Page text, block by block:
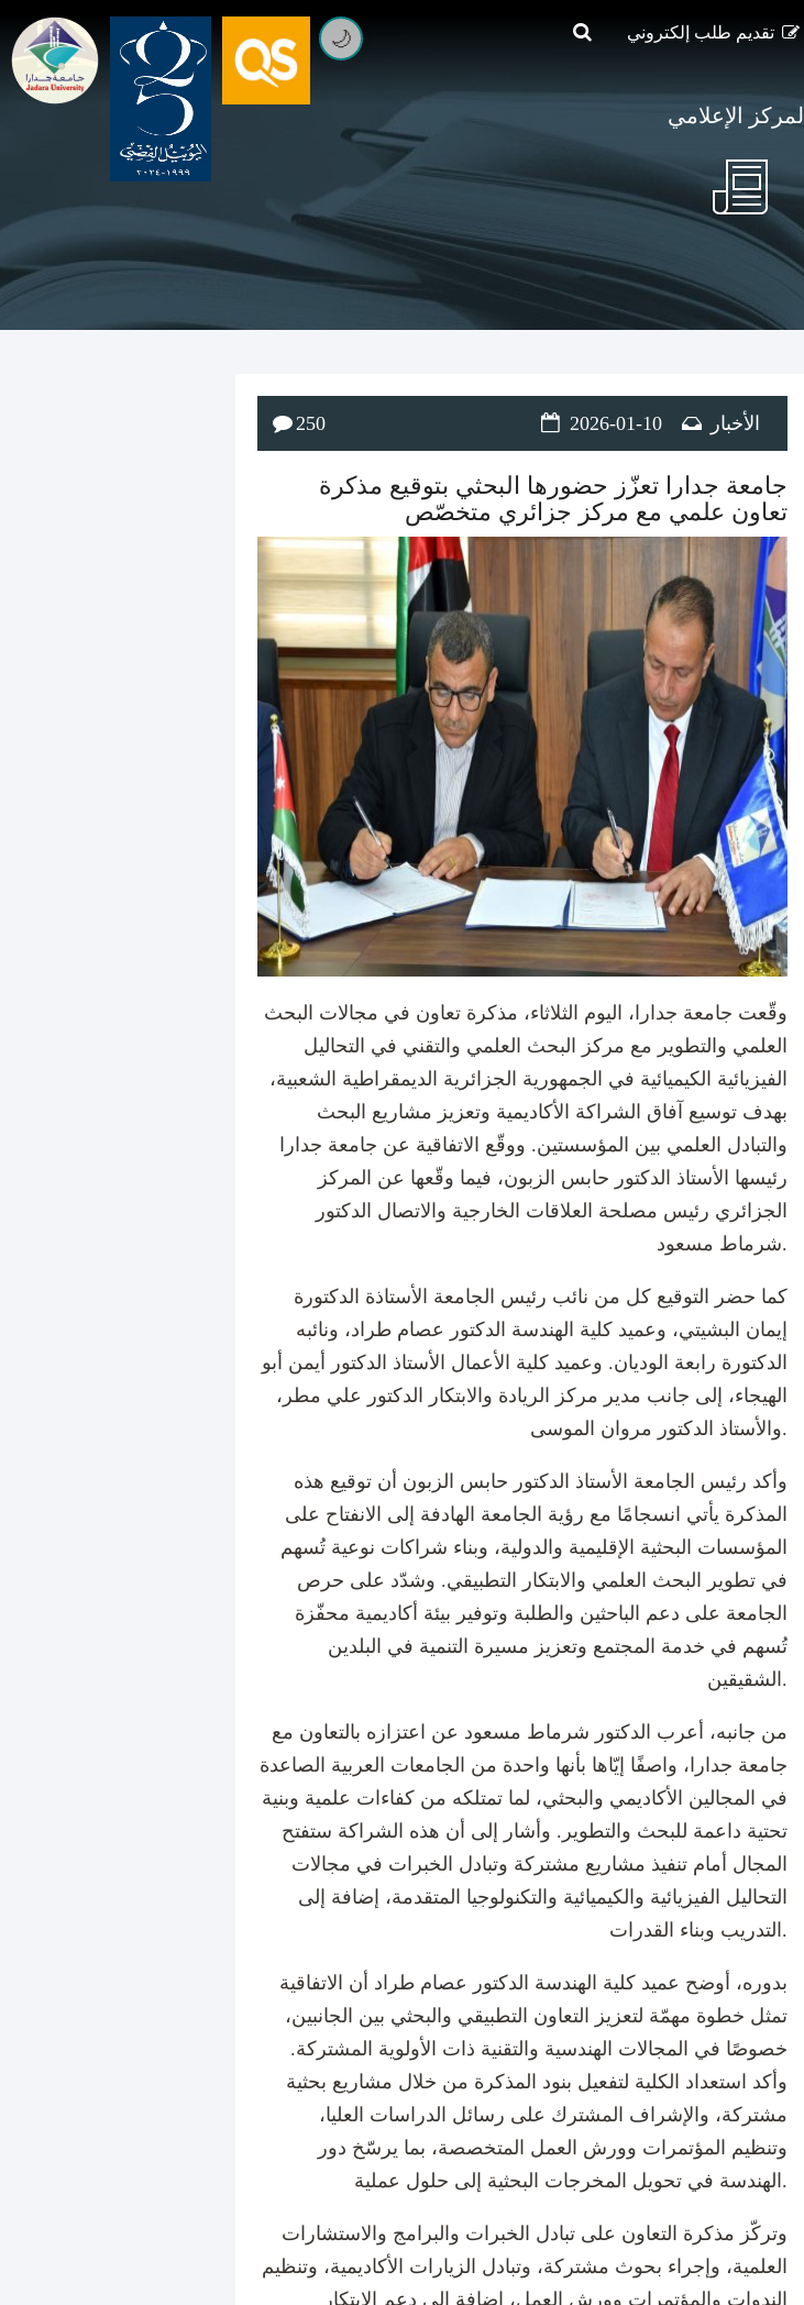
🌙
المركز الإعلامي
2026-01-10 الأخبار 250
جامعة جدارا تعزّز حضورها البحثي بتوقيع مذكرة
تعاون علمي مع مركز جزائري متخصّص
وقّعت جامعة جدارا، اليوم الثلاثاء، مذكرة تعاون في مجالات البحث
العلمي والتطوير مع مركز البحث العلمي والتقني في التحاليل
الفيزيائية الكيميائية في الجمهورية الجزائرية الديمقراطية الشعبية،
بهدف توسيع آفاق الشراكة الأكاديمية وتعزيز مشاريع البحث
والتبادل العلمي بين المؤسستين. ووقّع الاتفاقية عن جامعة جدارا
رئيسها الأستاذ الدكتور حابس الزبون، فيما وقّعها عن المركز
الجزائري رئيس مصلحة العلاقات الخارجية والاتصال الدكتور
شرماط مسعود.
كما حضر التوقيع كل من نائب رئيس الجامعة الأستاذة الدكتورة
إيمان البشيتي، وعميد كلية الهندسة الدكتور عصام طراد، ونائبه
الدكتورة رابعة الوديان. وعميد كلية الأعمال الأستاذ الدكتور أيمن أبو
الهيجاء، إلى جانب مدير مركز الريادة والابتكار الدكتور علي مطر،
والأستاذ الدكتور مروان الموسى.
وأكد رئيس الجامعة الأستاذ الدكتور حابس الزبون أن توقيع هذه
المذكرة يأتي انسجامًا مع رؤية الجامعة الهادفة إلى الانفتاح على
المؤسسات البحثية الإقليمية والدولية، وبناء شراكات نوعية تُسهم
في تطوير البحث العلمي والابتكار التطبيقي. وشدّد على حرص
الجامعة على دعم الباحثين والطلبة وتوفير بيئة أكاديمية محفّزة
تُسهم في خدمة المجتمع وتعزيز مسيرة التنمية في البلدين
الشقيقين.
من جانبه، أعرب الدكتور شرماط مسعود عن اعتزازه بالتعاون مع
جامعة جدارا، واصفًا إيّاها بأنها واحدة من الجامعات العربية الصاعدة
في المجالين الأكاديمي والبحثي، لما تمتلكه من كفاءات علمية وبنية
تحتية داعمة للبحث والتطوير. وأشار إلى أن هذه الشراكة ستفتح
المجال أمام تنفيذ مشاريع مشتركة وتبادل الخبرات في مجالات
التحاليل الفيزيائية والكيميائية والتكنولوجيا المتقدمة، إضافة إلى
التدريب وبناء القدرات.
بدوره، أوضح عميد كلية الهندسة الدكتور عصام طراد أن الاتفاقية
تمثل خطوة مهمّة لتعزيز التعاون التطبيقي والبحثي بين الجانبين،
خصوصًا في المجالات الهندسية والتقنية ذات الأولوية المشتركة.
وأكد استعداد الكلية لتفعيل بنود المذكرة من خلال مشاريع بحثية
مشتركة، والإشراف المشترك على رسائل الدراسات العليا،
وتنظيم المؤتمرات وورش العمل المتخصصة، بما يرسّخ دور
الهندسة في تحويل المخرجات البحثية إلى حلول عملية.
وتركّز مذكرة التعاون على تبادل الخبرات والبرامج والاستشارات
العلمية، وإجراء بحوث مشتركة، وتبادل الزيارات الأكاديمية، وتنظيم
الندوات والمؤتمرات وورش العمل، إضافة إلى دعم الابتكار